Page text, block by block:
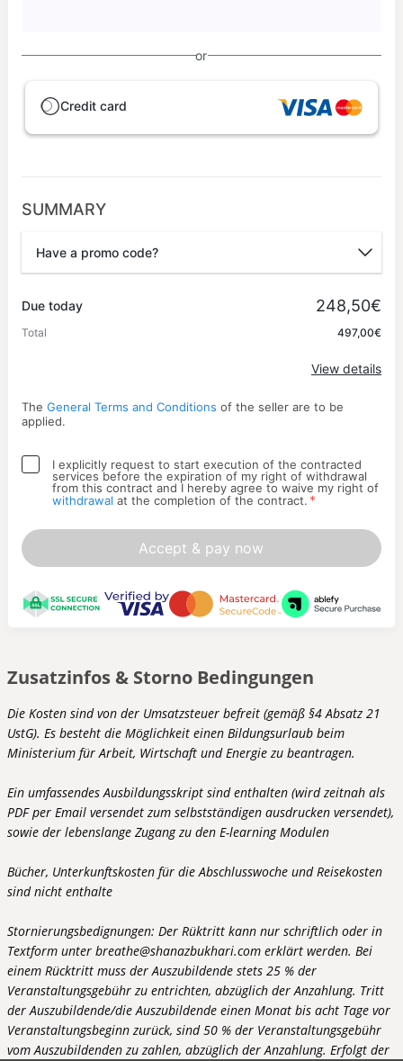
or
Credit card
SUMMARY
Have a promo code?
Due today 248,50€
Total 497,00€
View details
The General Terms and Conditions of the seller are to be
applied.
I explicitly request to start execution of the contracted
services before the expiration of my right of withdrawal
from this contract and I hereby agree to waive my right of
withdrawal at the completion of the contract. *
Accept & pay now
Zusatzinfos & Storno Bedingungen
Die Kosten sind von der Umsatzsteuer befreit (gemäß §4 Absatz 21
UstG). Es besteht die Möglichkeit einen Bildungsurlaub beim
Ministerium für Arbeit, Wirtschaft und Energie zu beantragen.
Ein umfassendes Ausbildungsskript sind enthalten (wird zeitnah als
PDF per Email versendet zum selbstständigen ausdrucken versendet),
sowie der lebenslange Zugang zu den E-learning Modulen
Bücher, Unterkunftskosten für die Abschlusswoche und Reisekosten
sind nicht enthalte
Stornierungsbedignungen: Der Rüktritt kann nur schriftlich oder in
Textform unter breathe@shanazbukhari.com erklärt werden. Bei
einem Rücktritt muss der Auszubildende stets 25 % der
Veranstaltungsgebühr zu entrichten, abzüglich der Anzahlung. Tritt
der Auszubildende/die Auszubildende einen Monat bis acht Tage vor
Veranstaltungsbeginn zurück, sind 50 % der Veranstaltungsgebühr
vom Auszubildenden zu zahlen, abzüglich der Anzahlung. Erfolgt der